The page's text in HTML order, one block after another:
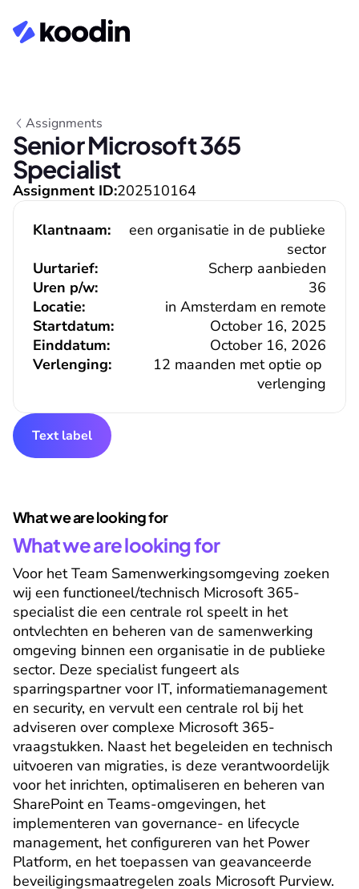
Assignments
Senior Microsoft 365
Specialist
Assignment ID:202510164
Klantnaam:
een organisatie in de publieke
sector
Uurtarief:
Scherp aanbieden
36
Uren p/w:
Locatie:
in Amsterdam en remote
Verlenging:
12 maanden met optie op
verlenging
Einddatum: October 16, 2026
Startdatum: October 16, 2025
Text label
What we are looking for
What we are looking for
Voor het Team Samenwerkingsomgeving zoeken
wij een functioneel/technisch Microsoft 365-
specialist die een centrale rol speelt in het
ontvlechten en beheren van de samenwerking
omgeving binnen een organisatie in de publieke
sector. Deze specialist fungeert als
sparringspartner voor IT, informatiemanagement
en security, en vervult een centrale rol bij het
adviseren over complexe Microsoft 365-
vraagstukken. Naast het begeleiden en technisch
uitvoeren van migraties, is deze verantwoordelijk
voor het inrichten, optimaliseren en beheren van
SharePoint en Teams-omgevingen, het
implementeren van governance- en lifecycle
management, het configureren van het Power
Platform, en het toepassen van geavanceerde
beveiligingsmaatregelen zoals Microsoft Purview.